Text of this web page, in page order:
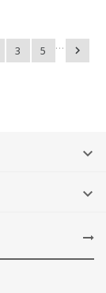
3 …
5 

